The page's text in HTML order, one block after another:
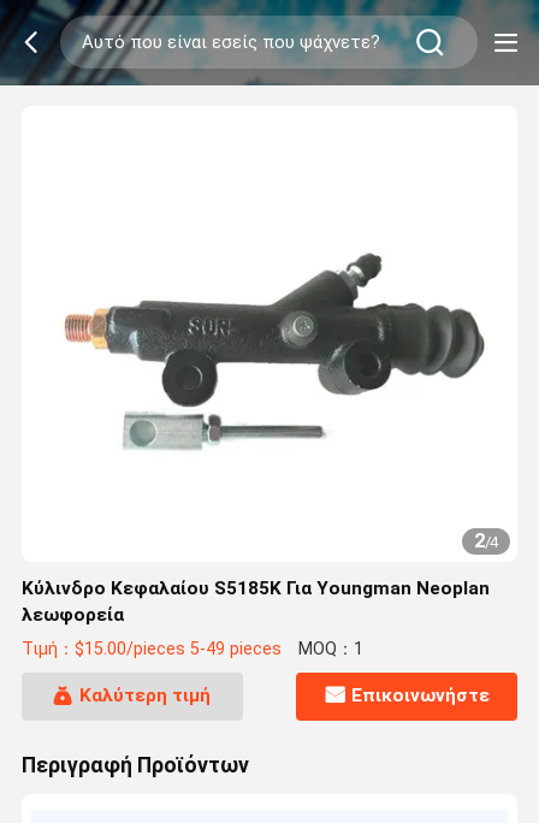
2/4
Κύλινδρο Κεφαλαίου S5185K Για Youngman Neoplan
λεωφορεία
Τιμή：$15.00/pieces 5-49 pieces MOQ：1
Καλύτερη τιμή Επικοινωνήστε
Περιγραφή Προϊόντων